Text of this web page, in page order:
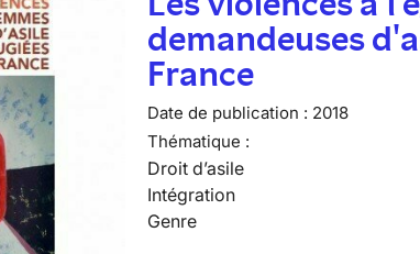
demandeuses
France
Date de publication : 2018
Thématique :
Droit d’asile
Intégration
Genre